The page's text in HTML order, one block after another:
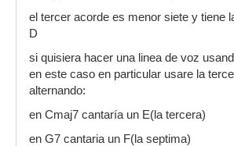
el tercer acorde es menor siete y tiene
D
si quisiera hacer una linea de voz
en este caso en particular usare la
alternando:
en Cmaj7 cantaría un E(la tercera)
en G7 cantaria un F(la septima)